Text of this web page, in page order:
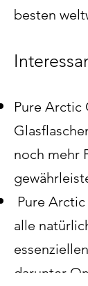
besten
Pure Arctic
noch mehr
Pure
alle
darunter